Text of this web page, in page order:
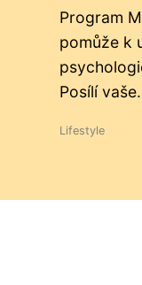
Program
pomůže k
Posílí
Lifestyle